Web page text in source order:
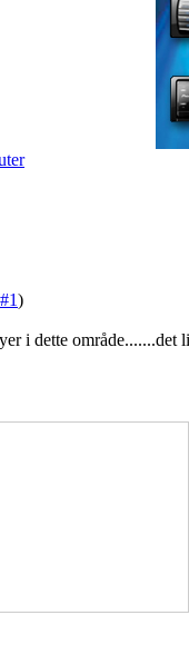
#1)
i dette